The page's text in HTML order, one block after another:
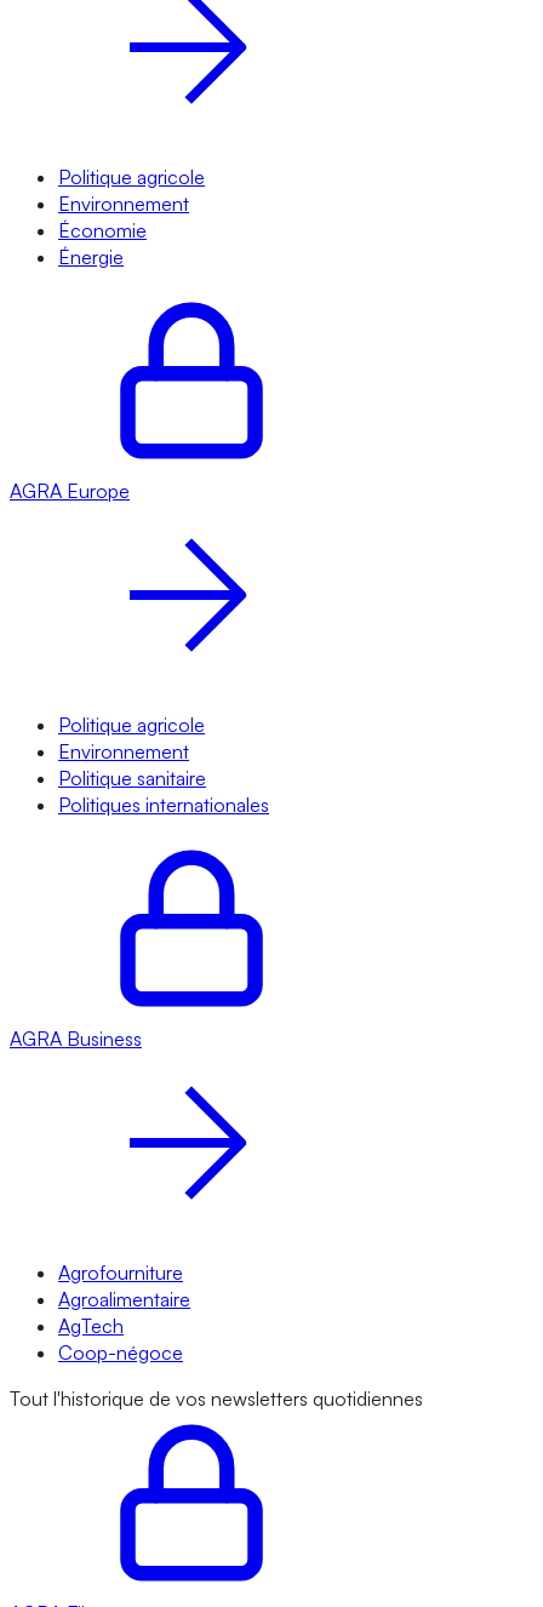
Politique agricole
Environnement
Économie
Énergie
AGRA Europe
Politique agricole
Environnement
Politique sanitaire
Politiques internationales
AGRA Business
Agrofourniture
Agroalimentaire
AgTech
Coop-négoce
Tout l'historique de vos newsletters quotidiennes